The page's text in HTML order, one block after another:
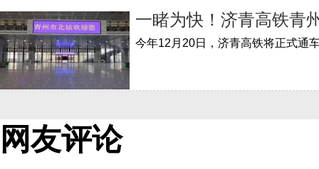
一睹为快！济青高铁
网友评论